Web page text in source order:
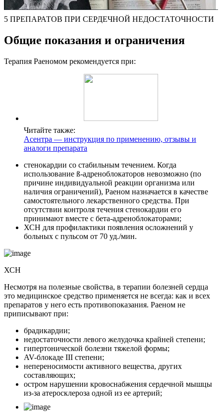
5 ПРЕПАРАТОВ ПРИ СЕРДЕЧНОЙ НЕДОСТАТОЧНОСТИ
Общие показания и ограничения
Терапия Раеномом рекомендуется при:
Читайте также:
Асентра — инструкция по применению, отзывы и
аналоги препарата
стенокардии со стабильным течением. Когда
использование ß-адреноблокаторов невозможно (по
причине индивидуальной реакции организма или
наличия ограничений), Раеном назначается в качестве
самостоятельного лекарственного средства. При
отсутствии контроля течения стенокардии его
принимают вместе с бета-адреноблокаторами;
ХСН для профилактики появления осложнений у
больных с пульсом от 70 уд./мин.
ХСН
Несмотря на полезные свойства, в терапии болезней сердца
это медицинское средство применяется не всегда: как и всех
препаратов у него есть противопоказания. Раеном не
приписывают при:
брадикардии;
недостаточности левого желудочка крайней степени;
гипертонической болезни тяжелой формы;
AV-блокаде III степени;
непереносимости активного вещества, других
составляющих;
остром нарушении кровоснабжения сердечной мышцы
из-за атеросклероза одной из ее артерий;